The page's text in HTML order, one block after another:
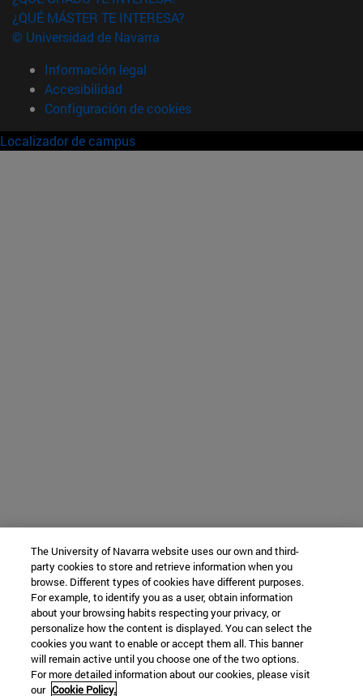
¿QUÉ MÁSTER TE INTERESA?
© Universidad de Navarra
Información legal
Accesibilidad
Configuración de cookies
Localizador de campus
The University of Navarra website uses our own and third-
party cookies to store and retrieve information when you
browse. Different types of cookies have different purposes.
For example, to identify you as a user, obtain information
about your browsing habits respecting your privacy, or
personalize how the content is displayed. You can select the
cookies you want to enable or accept them all. This banner
will remain active until you choose one of the two options.
For more detailed information about our cookies, please visit
our Cookie Policy.